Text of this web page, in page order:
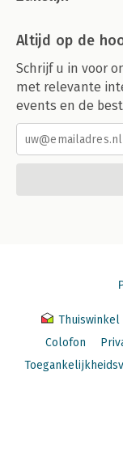
Altijd op de
Schrijf u in voor
met relevante
events en de
Colofon